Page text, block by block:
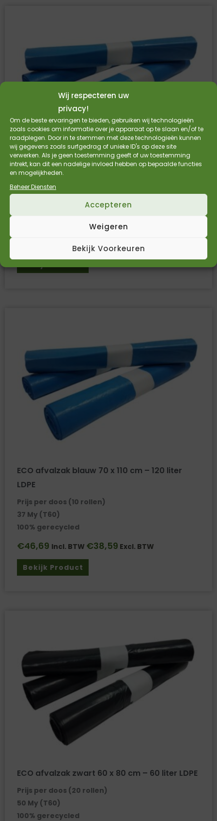
Wij respecteren uw
privacy!
Om de beste ervaringen te bieden, gebruiken wij technologieën
zoals cookies om informatie over je apparaat op te slaan en/of te
raadplegen. Door in te stemmen met deze technologieën kunnen
wij gegevens zoals surfgedrag of unieke ID's op deze site
verwerken. Als je geen toestemming geeft of uw toestemming
intrekt, kan dit een nadelige invloed hebben op bepaalde functies
en mogelijkheden.
Beheer Diensten
Accepteren
Weigeren
Bekijk Voorkeuren
ECO afvalzak blauw 80 x 110 cm – 130 liter
LDPE
Incl. BTW € 41,16 Excl. BTW
Bekijk Product
ECO afvalzak blauw 70 x 110 cm – 120 liter
LDPE
Prijs per doos (10 rollen)
37 My (T60)
100% gerecycled
€46,69 Incl. BTW €38,59 Excl. BTW
Bekijk Product
ECO afvalzak zwart 60 x 80 cm – 60 liter LDPE
Prijs per doos (20 rollen)
50 My (T60)
100% gerecycled